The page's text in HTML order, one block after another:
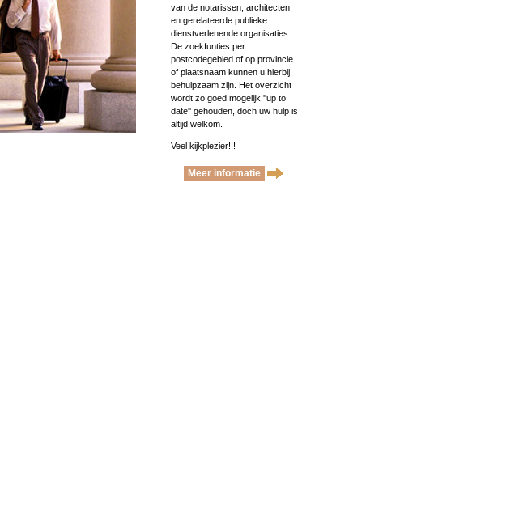
van de notarissen, architecten
en gerelateerde publieke
dienstverlenende organisaties.
De zoekfunties per
postcodegebied of op provincie
of plaatsnaam kunnen u hierbij
behulpzaam zijn. Het overzicht
wordt zo goed mogelijk ''up to
date'' gehouden, doch uw hulp is
altijd welkom.
Veel kijkplezier!!!
Meer informatie